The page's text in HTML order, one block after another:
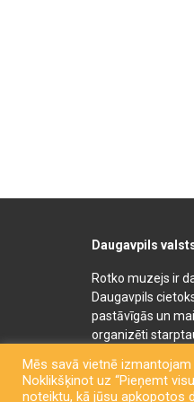
Daugavpils
Rotko muzejs ir
Daugavpils
pastāvīgās un
organizēti
semināru un
kafejnīca. Līdzās
Mēs savā vietnē
Noklikšķinot uz “Pieņemt
noteiktu, kā jūsu apkopotos